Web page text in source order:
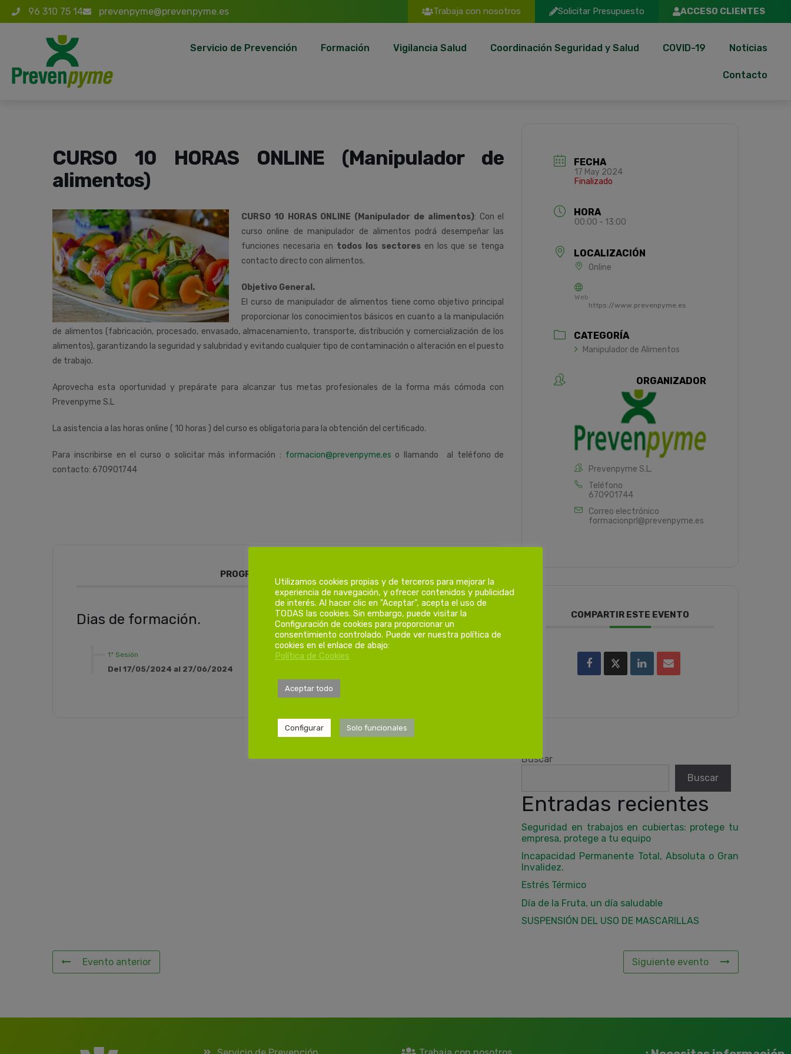
96 310 75 14 prevenpyme@prevenpyme.es Trabaja con nosotros Solicitar Presupuesto ACCESO CLIENTES
Servicio de Prevención Formación Vigilancia Salud Coordinación Seguridad y Salud COVID-19 Noticias
Contacto
CURSO 10 HORAS ONLINE (Manipulador de
alimentos)
CURSO 10 HORAS ONLINE (Manipulador de alimentos): Con el
curso online de manipulador de alimentos podrá desempeñar las
funciones necesaria en todos los sectoresen los que se tenga
contacto directo con alimentos.
Objetivo General.
El curso de manipulador de alimentos tiene como objetivo principal
proporcionar los conocimientos básicos en cuanto a la manipulación
de alimentos (fabricación, procesado, envasado, almacenamiento, transporte, distribución y comercialización de los
alimentos), garantizando la seguridad y salubridad y evitando cualquier tipo de contaminación o alteración en el puesto
de trabajo.
Aprovecha esta oportunidad y prepárate para alcanzar tus metas profesionales de la forma más cómoda con
Prevenpyme S.L
La asistencia a las horas online ( 10 horas ) del curso es obligatoria para la obtención del certificado.
Para inscribirse en el curso o solicitar más información : formacion@prevenpyme.es o llamando al teléfono de
contacto: 670901744
PROGRAMACIÓN HORARIA
Dias de formación.
1ª Sesión
Del 17/05/2024 al 27/06/2024
FECHA
17 May 2024
Finalizado
HORA
00:00 - 13:00
LOCALIZACIÓN
Online
Web
https://www.prevenpyme.es
CATEGORÍA
Manipulador de Alimentos
ORGANIZADOR
Prevenpyme S.L.
Teléfono
670901744
Correo electrónico
formacionprl@prevenpyme.es
COMPARTIR ESTE EVENTO
Buscar
Buscar
Entradas recientes
Seguridad en trabajos en cubiertas: protege tu
empresa, protege a tu equipo
Incapacidad Permanente Total, Absoluta o Gran
Invalidez.
Estrés Térmico
Día de la Fruta, un día saludable
SUSPENSIÓN DEL USO DE MASCARILLAS
Evento anterior Siguiente evento
Utilizamos cookies propias y de terceros para mejorar la
experiencia de navegación, y ofrecer contenidos y publicidad
de interés. Al hacer clic en "Aceptar", acepta el uso de
TODAS las cookies. Sin embargo, puede visitar la
Configuración de cookies para proporcionar un
consentimiento controlado. Puede ver nuestra política de
cookies en el enlace de abajo:
Política de Cookies
Aceptar todo
Configurar Solo funcionales